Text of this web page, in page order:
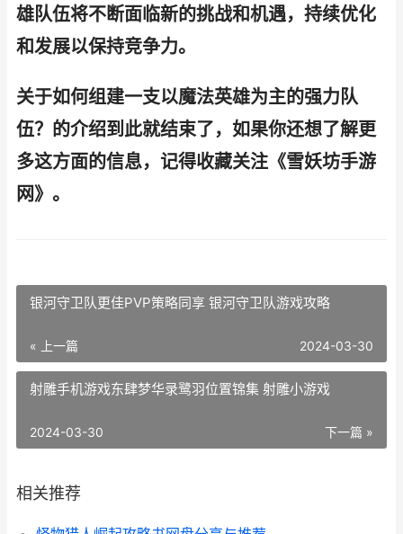
雄队伍将不断面临新的挑战和机遇，持续优化
和发展以保持竞争力。
关于如何组建一支以魔法英雄为主的强力队
伍？的介绍到此就结束了，如果你还想了解更
多这方面的信息，记得收藏关注《雪妖坊手游
网》。
银河守卫队更佳PVP策略同享 银河守卫队游戏攻略
« 上一篇 2024-03-30
射雕手机游戏东肆梦华录鹭羽位置锦集 射雕小游戏
下一篇 »
2024-03-30
相关推荐